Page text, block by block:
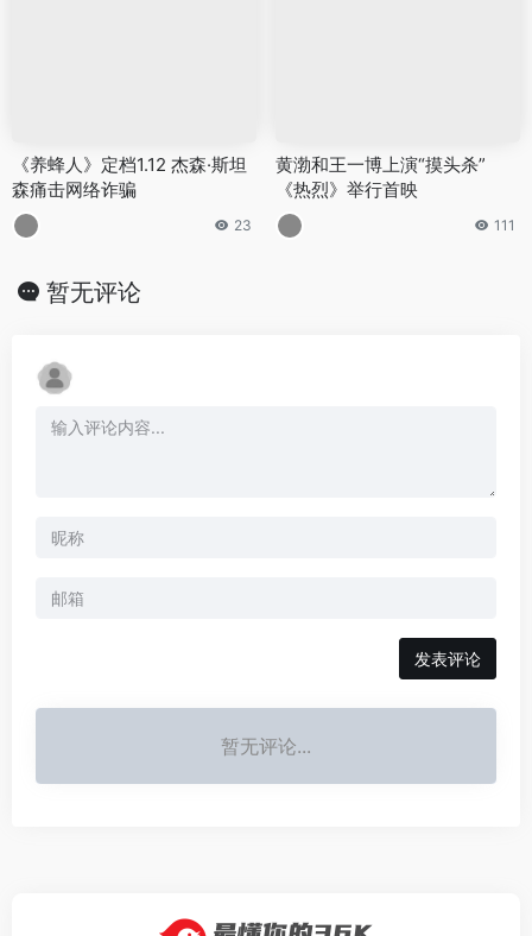
《养蜂人》定档1.12 杰森·斯坦
森痛击网络诈骗
23
黄渤和王一博上演“摸头杀”
《热烈》举行首映
111
暂无评论
发表评论
暂无评论...